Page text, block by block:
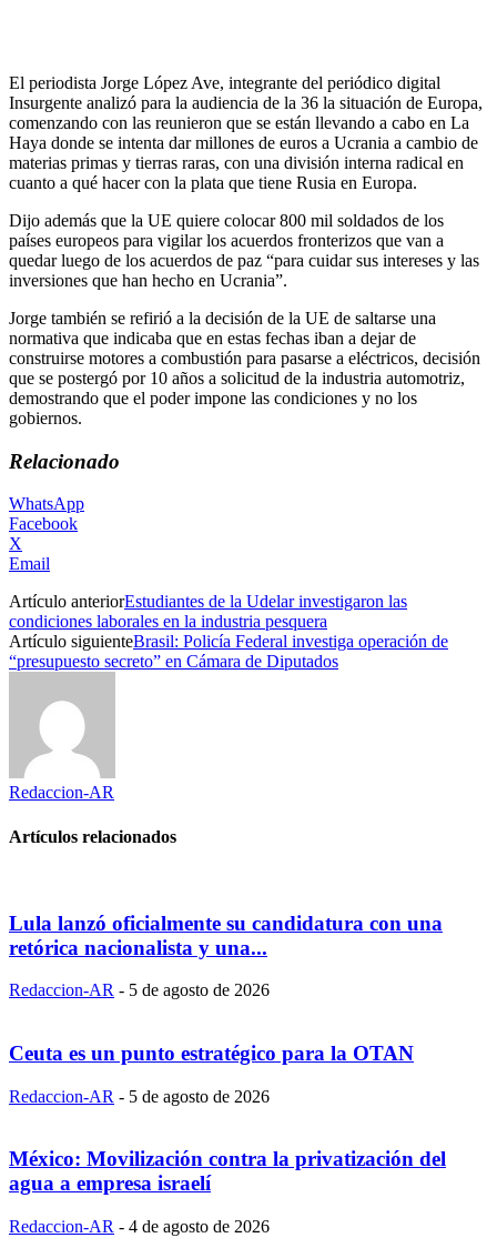
El periodista Jorge López Ave, integrante del periódico digital
Insurgente analizó para la audiencia de la 36 la situación de Europa,
comenzando con las reunieron que se están llevando a cabo en La
Haya donde se intenta dar millones de euros a Ucrania a cambio de
materias primas y tierras raras, con una división interna radical en
cuanto a qué hacer con la plata que tiene Rusia en Europa.
Dijo además que la UE quiere colocar 800 mil soldados de los
países europeos para vigilar los acuerdos fronterizos que van a
quedar luego de los acuerdos de paz “para cuidar sus intereses y las
inversiones que han hecho en Ucrania”.
Jorge también se refirió a la decisión de la UE de saltarse una
normativa que indicaba que en estas fechas iban a dejar de
construirse motores a combustión para pasarse a eléctricos, decisión
que se postergó por 10 años a solicitud de la industria automotriz,
demostrando que el poder impone las condiciones y no los
gobiernos.
Relacionado
WhatsApp
Facebook
X
Email
Artículo anteriorEstudiantes de la Udelar investigaron las
condiciones laborales en la industria pesquera
Artículo siguienteBrasil: Policía Federal investiga operación de
“presupuesto secreto” en Cámara de Diputados
Redaccion-AR
Artículos relacionados
Lula lanzó oficialmente su candidatura con una
retórica nacionalista y una...
Redaccion-AR - 5 de agosto de 2026
Ceuta es un punto estratégico para la OTAN
Redaccion-AR - 5 de agosto de 2026
México: Movilización contra la privatización del
agua a empresa israelí
Redaccion-AR - 4 de agosto de 2026